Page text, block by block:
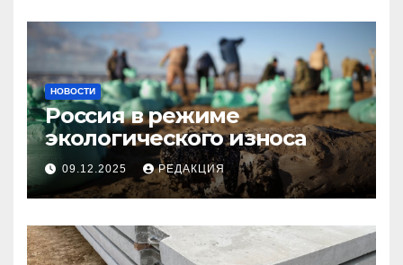
НОВОСТИ
Россия в режиме
экологического износа
09.12.2025 РЕДАКЦИЯ